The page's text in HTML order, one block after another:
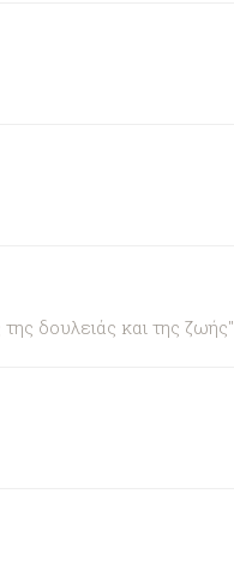
δουλειάς και της ζωής"